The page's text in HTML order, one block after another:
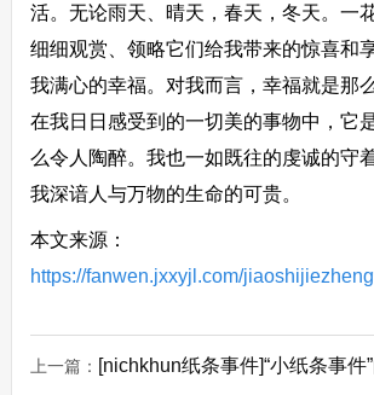
活。无论雨天、晴天，春天，冬天。一
细细观赏、领略它们给我带来的惊喜和
我满心的幸福。对我而言，幸福就是那
在我日日感受到的一切美的事物中，它
么令人陶醉。我也一如既往的虔诚的守
我深谙人与万物的生命的可贵。
本文来源：
https://fanwen.jxxyjl.com/
上一篇： [nichkhun纸条事件]“小纸条事件